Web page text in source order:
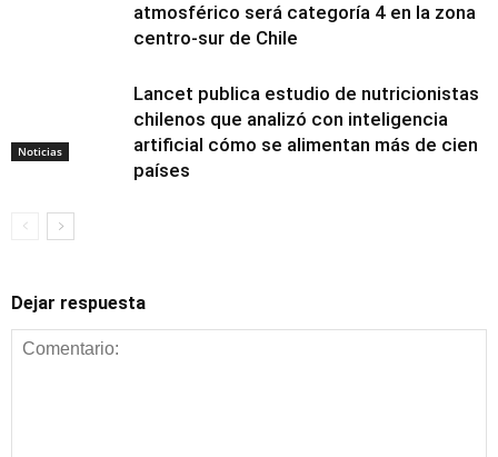
Noticias
atmosférico será categoría 4 en la zona
centro-sur de Chile
Alimentación y
nutrición
Lancet publica estudio de nutricionistas
chilenos que analizó con inteligencia
artificial cómo se alimentan más de cien
países
Dejar respuesta